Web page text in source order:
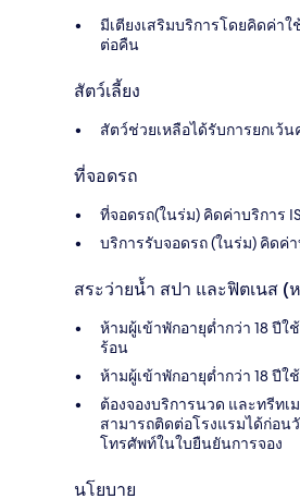
มีเตียงเสริมบริการโดยคิดค่าใ
ต่อคืน
สัตว์เลี้ยง
สัตว์ช่วยเหลือได้รับการยกเว้
ที่จอดรถ
ที่จอดรถ(ในร่ม) คิดค่าบริการ
บริการรับจอดรถ (ในร่ม) คิดค่
สระว่ายน้ำ สปา และฟิตเนส (
ห้ามผู้เข้าพักอายุต่ำกว่า 18 ปี
ร้อน
ห้ามผู้เข้าพักอายุต่ำกว่า 18 ปีใ
ต้องจองบริการนวด และทรีท
สามารถติดต่อโรงแรมได้ก่อน
โทรศัพท์ในใบยืนยันการจอง
นโยบาย